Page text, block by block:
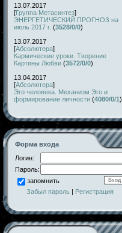
13.07.2017
[Группа Метасинтез]
ЭНЕРГЕТИЧЕСКИЙ ПРОГНОЗ на
июль 2017 г. (3528/0/0)
13.07.2017
[Абсолютера]
Кармические уроки. Творение
Картины Любви (3572/0/0)
13.04.2017
[Абсолютера]
Эго человека. Механизм Эго и
формирование личности (4080/0/1)
Форма входа
Логин:
Пароль:
запомнить
Забыл пароль | Регистрация